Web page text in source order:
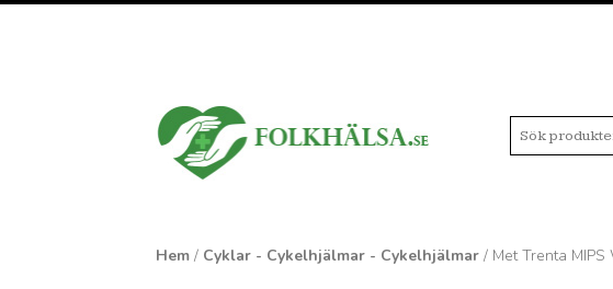
Hem / Cyklar - Cykelhjälmar - Cykelhjälmar / Met Trenta